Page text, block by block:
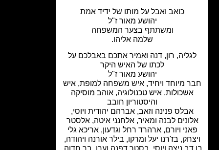
כואב ואבל על מותו של ידיד אמת
יהושע מאור ז"ל
ומשתתף בצער המשפחה
שלמה אליהו.
רון, דנה ואמיר אתכם באבלכם על
לכתו של האיש היקר
יהושע מאור ז"ל
מיוחד ויחיד, איש משפחה למופת, איש
אשכולות, איש טכנולוגיה, אוהב מוסיקה
והיסטוריון חובב
אבלס פנינה וזאב, אברהם יהודית ויוסי,
לבנה ומאיר, אלחנני איטה,אלסטר
ויורם, ארהרד רחל וגדעון, אריכא גלי
בז'רנו יעל ומרקו, בילר אורנה ויהודה,
ניצה ויוסי, בסטר דפנה וערן,בר חדוה,